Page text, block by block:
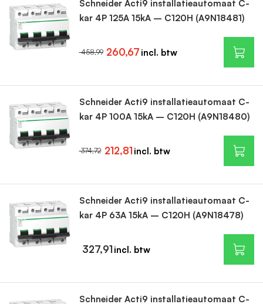
Schneider Acti9 installatieautomaat C-
kar 4P 125A 15kA – C120H (A9N18481)
260,67
458,99
Schneider Acti9 installatieautomaat C-
kar 4P 100A 15kA – C120H (A9N18480)
212,81
374,72
Schneider Acti9 installatieautomaat C-
kar 4P 63A 15kA – C120H (A9N18478)
327,91
Schneider Acti9 installatieautomaat C-